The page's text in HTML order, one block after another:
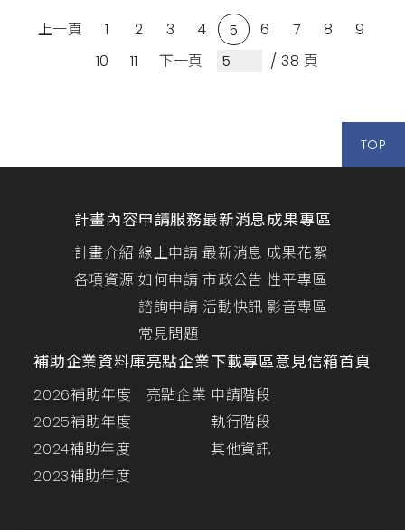
上一頁
1 2 3 4 5 6 7 8
9
10
11 下一頁 / 38 頁
TOP
計畫內容
計畫介紹
各項資源
申請服務
線上申請
如何申請
諮詢申請
常見問題
最新消息
最新消息
市政公告
活動快訊
成果專區
成果花絮
性平專區
影音專區
補助企業資料庫
2026補助年度
2025補助年度
2024補助年度
2023補助年度
亮點企業
亮點企業
下載專區
申請階段
執行階段
其他資訊
意見信箱首頁